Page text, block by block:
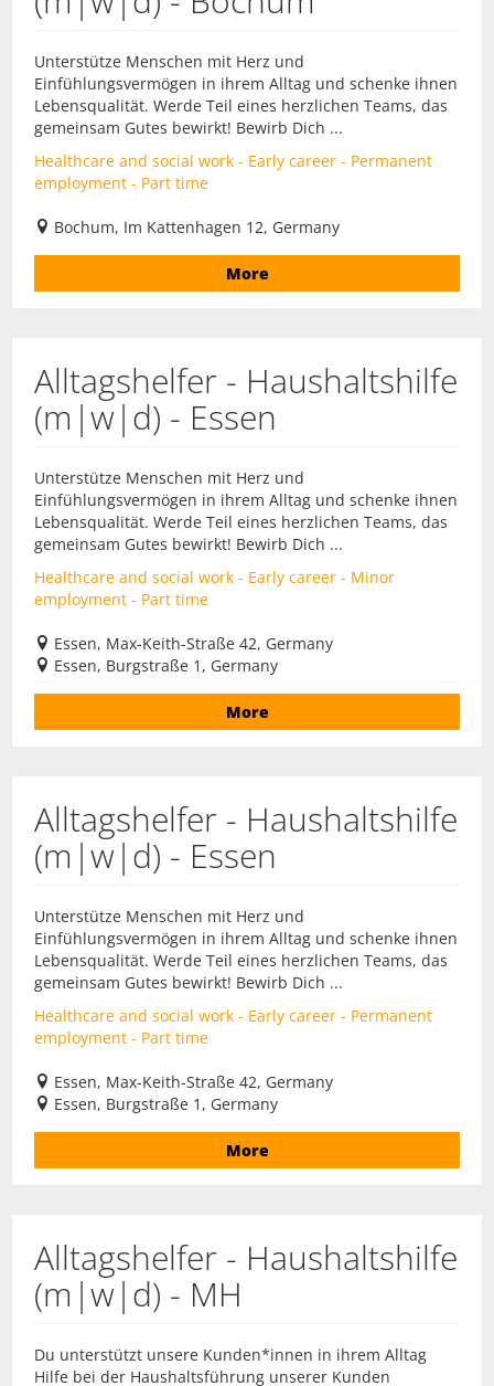
Unterstütze Menschen mit Herz und
Einfühlungsvermögen in ihrem Alltag und schenke ihnen
Lebensqualität. Werde Teil eines herzlichen Teams, das
gemeinsam Gutes bewirkt! Bewirb Dich ...
Healthcare and social work - Early career - Permanent
employment - Part time
Bochum, Im Kattenhagen 12, Germany
More
Alltagshelfer - Haushaltshilfe
(m|w|d) - Essen
Unterstütze Menschen mit Herz und
Einfühlungsvermögen in ihrem Alltag und schenke ihnen
Lebensqualität. Werde Teil eines herzlichen Teams, das
gemeinsam Gutes bewirkt! Bewirb Dich ...
Healthcare and social work - Early career - Minor
employment - Part time
Essen, Max-Keith-Straße 42, Germany
Essen, Burgstraße 1, Germany
More
Alltagshelfer - Haushaltshilfe
(m|w|d) - Essen
Unterstütze Menschen mit Herz und
Einfühlungsvermögen in ihrem Alltag und schenke ihnen
Lebensqualität. Werde Teil eines herzlichen Teams, das
gemeinsam Gutes bewirkt! Bewirb Dich ...
Healthcare and social work - Early career - Permanent
employment - Part time
Essen, Max-Keith-Straße 42, Germany
Essen, Burgstraße 1, Germany
More
Alltagshelfer - Haushaltshilfe
(m|w|d) - MH
Du unterstützt unsere Kunden*innen in ihrem Alltag
Hilfe bei der Haushaltsführung unserer Kunden